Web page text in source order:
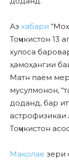
Аз хабари
Тоҷикистон 13
хулоса
ҳамоҳангии
Матн паём
мусулмонон,
доданд, бар
Тоҷикистон
Мақолае зери